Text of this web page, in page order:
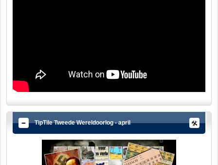
TipTile Tweede Wereldoorlog - april